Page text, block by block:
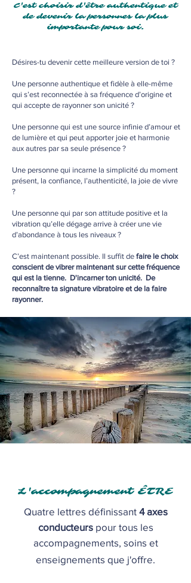
C'est choisir d'être authentique et
de devenir la personnes la plus
importante pour soi.
Désires-tu devenir cette meilleure version de toi ?
Une personne authentique et fidèle à elle-même
qui s’est reconnectée à sa fréquence d’origine et
qui accepte de rayonner son unicité ?
Une personne qui est une source infinie d’amour et
de lumière et qui peut apporter joie et harmonie
aux autres par sa seule présence ?
Une personne qui incarne la simplicité du moment
présent, la confiance, l’authenticité, la joie de vivre
?
Une personne qui par son attitude positive et la
vibration qu’elle dégage arrive à créer une vie
d’abondance à tous les niveaux ?
C’est maintenant possible. Il suffit de faire le choix
conscient de vibrer maintenant sur cette fréquence
qui est la tienne. D'incarner ton unicité. De
reconnaître ta signature vibratoire et de la faire
rayonner.
L'accompagnement ÊTRE
Quatre lettres définissant 4 axes
conducteurspour tous les
accompagnements, soins et
enseignements que j'offre.